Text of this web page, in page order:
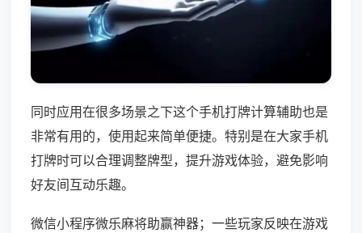
同时应用在很多场景之下这个手机打牌计算辅助也是
非常有用的，使用起来简单便捷。特别是在大家手机
打牌时可以合理调整牌型，提升游戏体验，避免影响
好友间互动乐趣。
微信小程序微乐麻将助赢神器；一些玩家反映在游戏